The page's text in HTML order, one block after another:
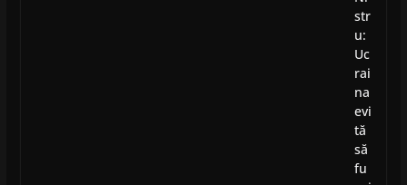
str
u:
Uc
rai
na
evi
tă
să
fu